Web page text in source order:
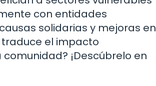
con entidades
solidarias y mejoras en
el impacto
¡Descúbrelo en